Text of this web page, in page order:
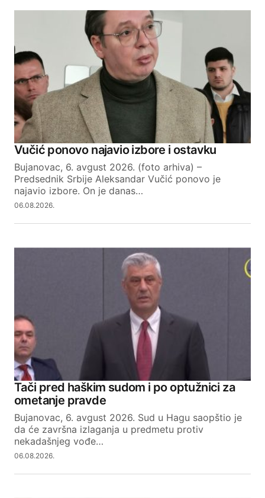
Vučić ponovo najavio izbore i ostavku
Bujanovac, 6. avgust 2026. (foto arhiva) –
Predsednik Srbije Aleksandar Vučić ponovo je
najavio izbore. On je danas…
06.08.2026.
Tači pred haškim sudom i po optužnici za
ometanje pravde
Bujanovac, 6. avgust 2026. Sud u Hagu saopštio je
da će završna izlaganja u predmetu protiv
nekadašnjeg vođe…
06.08.2026.